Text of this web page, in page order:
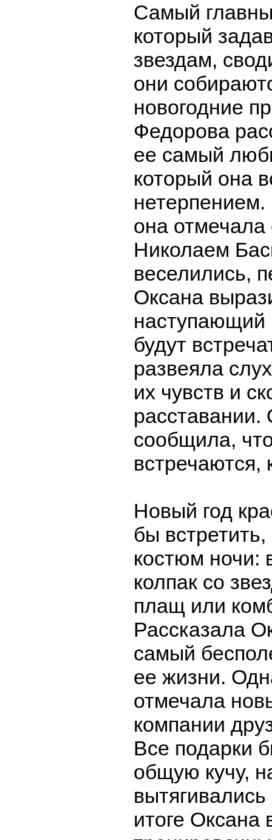
Самый
который
звездам,
они
новогодние
Федорова
ее самый
который она
она отмечала
Николаем
веселились,
Оксана
наступающий
будут
развеяла
их чувств и
расставании.
сообщила,
встречаются,
Новый год
бы
костюм ночи:
колпак со
плащ или
Рассказала
самый
ее жизни.
отмечала
компании
Все подарки
общую кучу,
итоге